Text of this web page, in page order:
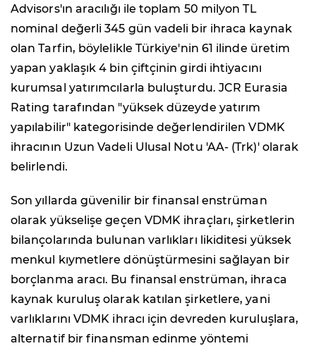
Advisors'ın aracılığı ile toplam 50 milyon TL
nominal değerli 345 gün vadeli bir ihraca kaynak
olan Tarfin, böylelikle Türkiye'nin 61 ilinde üretim
yapan yaklaşık 4 bin çiftçinin girdi ihtiyacını
kurumsal yatırımcılarla buluşturdu. JCR Eurasia
Rating tarafından "yüksek düzeyde yatırım
yapılabilir" kategorisinde değerlendirilen VDMK
ihracının Uzun Vadeli Ulusal Notu 'AA- (Trk)' olarak
belirlendi.
Son yıllarda güvenilir bir finansal enstrüman
olarak yükselişe geçen VDMK ihraçları, şirketlerin
bilançolarında bulunan varlıkları likiditesi yüksek
menkul kıymetlere dönüştürmesini sağlayan bir
borçlanma aracı. Bu finansal enstrüman, ihraca
kaynak kuruluş olarak katılan şirketlere, yani
varlıklarını VDMK ihracı için devreden kuruluşlara,
alternatif bir finansman edinme yöntemi